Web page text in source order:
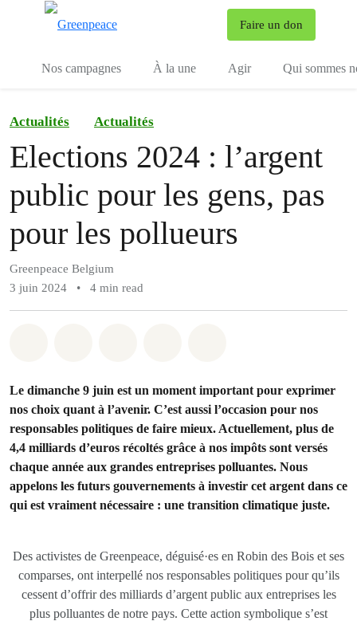
Faire un don
Nos campagnes À la une Agir Qui sommes
Actualités Actualités
Elections 2024 : l’argent
public pour les gens, pas
pour les pollueurs
Greenpeace Belgium
3 juin 2024
• 4 min read
Le dimanche 9 juin est un moment important pour exprimer
nos choix quant à l’avenir. C’est aussi l’occasion pour nos
responsables politiques de faire mieux. Actuellement, plus de
4,4 milliards d’euros récoltés grâce à nos impôts sont versés
chaque année aux grandes entreprises polluantes. Nous
appelons les futurs gouvernements à investir cet argent dans ce
qui est vraiment nécessaire : une transition climatique juste.
Des activistes de Greenpeace, déguisé·es en Robin des Bois et ses
comparses, ont interpellé nos responsables politiques pour qu’ils
cessent d’offrir des milliards d’argent public aux entreprises les
plus polluantes de notre pays. Cette action symbolique s’est